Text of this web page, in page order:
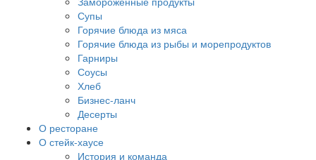
Супы
Горячие блюда из мяса
Горячие блюда из рыбы и морепродуктов
Гарниры
Соусы
Хлеб
Бизнес-ланч
Десерты
О ресторане
О стейк-хаусе
История и команда